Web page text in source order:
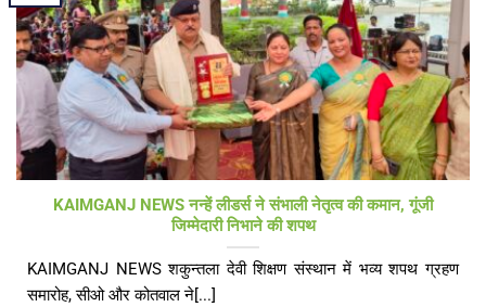
KAIMGANJ NEWS नन्हें लीडर्स ने संभाली नेतृत्व की कमान, गूंजी
जिम्मेदारी निभाने की शपथ
KAIMGANJ NEWS शकुन्तला देवी शिक्षण संस्थान में भव्य शपथ ग्रहण
समारोह, सीओ और कोतवाल ने[...]